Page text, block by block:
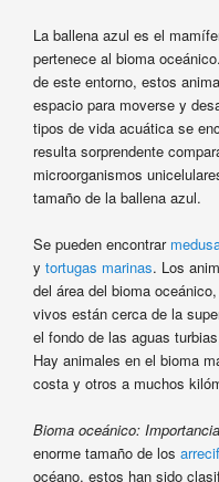
La ballena azul es el
pertenece al bioma
de este entorno, estos
espacio para moverse y
tipos de vida acuática se
resulta sorprendente
microorganismos
tamaño de la ballena azul.
Se pueden encontrar
y tortugas marinas. Los
del área del bioma
vivos están cerca de la
el fondo de las aguas
Hay animales en el bioma
costa y otros a muchos
Bioma oceánico:
enorme tamaño de los
océano, estos han sido